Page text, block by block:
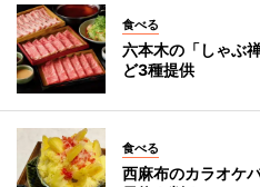
食べる
六本木の「しゃぶ
ど3種提供
食べる
西麻布のカラオケ